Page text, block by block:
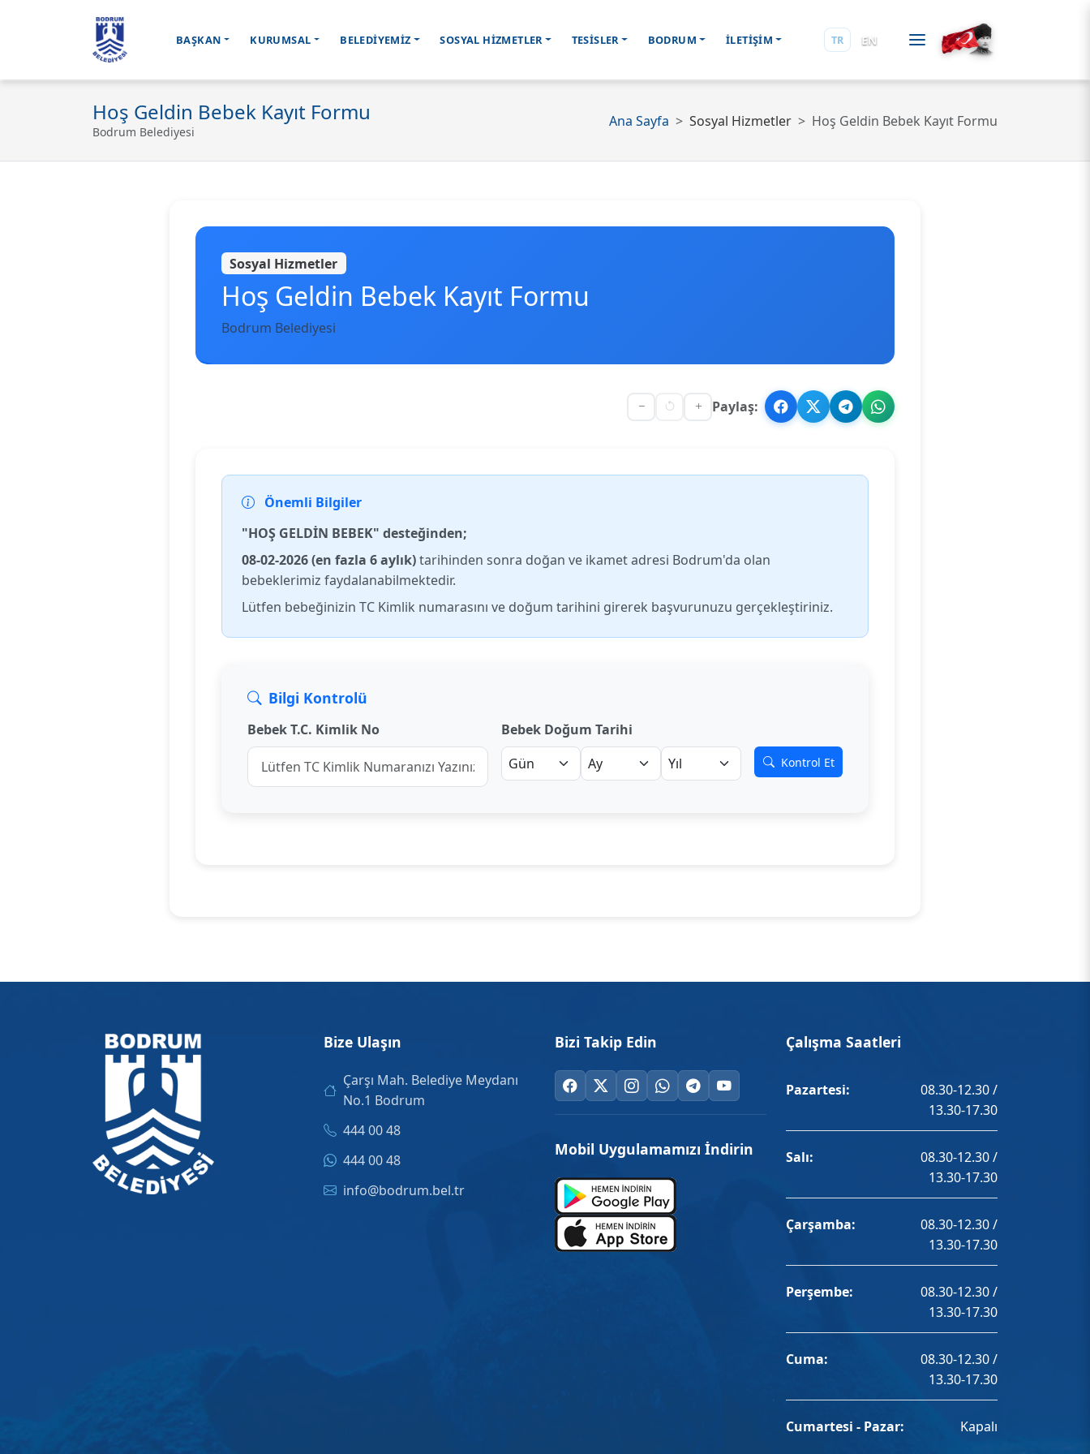
BAŞKAN KURUMSAL BELEDİYEMİZ SOSYAL HİZMETLER TESİSLER BODRUM İLETİŞİM TR EN
Hoş Geldin Bebek Kayıt Formu
Bodrum Belediyesi
Ana Sayfa Sosyal Hizmetler Hoş Geldin Bebek Kayıt Formu
Sosyal Hizmetler
Hoş Geldin Bebek Kayıt Formu
Bodrum Belediyesi
Paylaş:
Önemli Bilgiler
"HOŞ GELDİN BEBEK" desteğinden;
08-02-2026 (en fazla 6 aylık)tarihinden sonra doğan ve ikamet adresi Bodrum'da olan
bebeklerimiz faydalanabilmektedir.
Lütfen bebeğinizin TC Kimlik numarasını ve doğum tarihini girerek başvurunuzu gerçekleştiriniz.
Bilgi Kontrolü
Bebek T.C. Kimlik No Bebek Doğum Tarihi
Kontrol Et
Bize Ulaşın
Çarşı Mah. Belediye Meydanı
No.1 Bodrum
444 00 48
444 00 48
info@bodrum.bel.tr
Bizi Takip Edin
Mobil Uygulamamızı İndirin
Çalışma Saatleri
Pazartesi:
08.30-12.30 /
13.30-17.30
Salı:
08.30-12.30 /
13.30-17.30
Çarşamba:
08.30-12.30 /
13.30-17.30
Perşembe:
08.30-12.30 /
13.30-17.30
Cuma:
08.30-12.30 /
13.30-17.30
Cumartesi - Pazar: Kapalı